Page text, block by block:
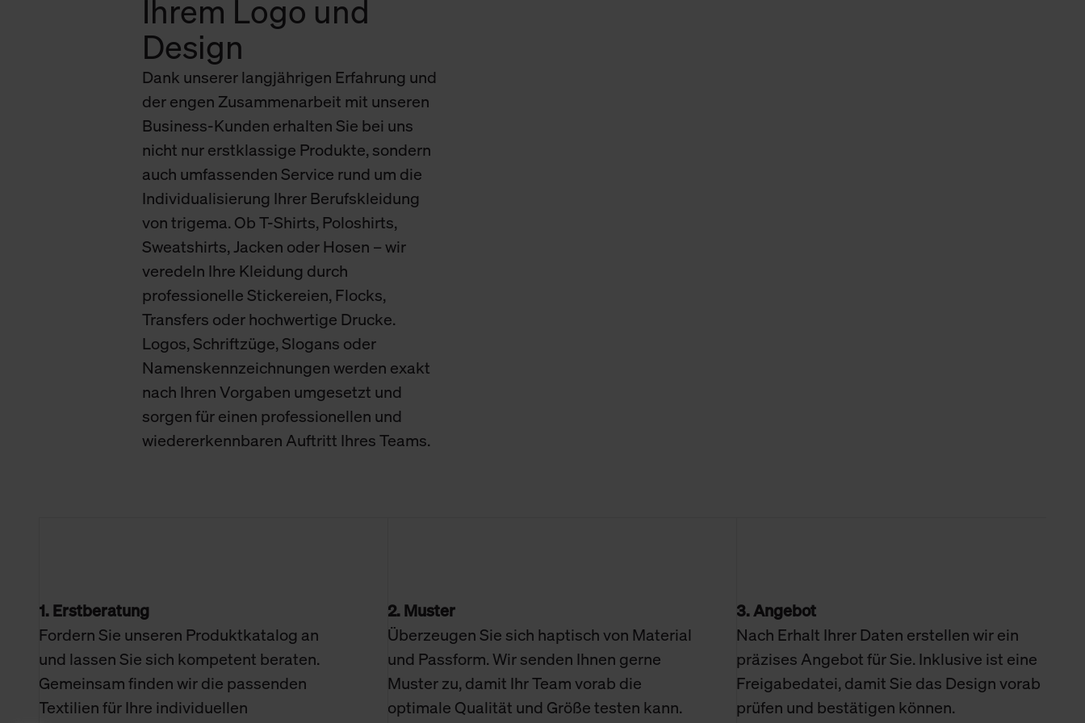
verbundene Verwendung der Cookies sowie die bis zum Zeitpunkt der Änderung gesammelten Daten.
Weitere Informationen über Cookies und Web-Technologien sowie die Nutzung Ihrer persönlichen Daten finden Sie in
unserer Datenschutzerklärung.
Ihrem Logo und
Design
Dank unserer langjährigen Erfahrung und
der engen Zusammenarbeit mit unseren
Business-Kunden erhalten Sie bei uns
nicht nur erstklassige Produkte, sondern
auch umfassenden Service rund um die
Individualisierung Ihrer Berufskleidung
von trigema. Ob T-Shirts, Poloshirts,
Sweatshirts, Jacken oder Hosen – wir
veredeln Ihre Kleidung durch
professionelle Stickereien, Flocks,
Transfers oder hochwertige Drucke.
Logos, Schriftzüge, Slogans oder
Namenskennzeichnungen werden exakt
nach Ihren Vorgaben umgesetzt und
sorgen für einen professionellen und
wiedererkennbaren Auftritt Ihres Teams.
1. Erstberatung
Fordern Sie unseren Produktkatalog an
und lassen Sie sich kompetent beraten.
Gemeinsam finden wir die passenden
Textilien für Ihre individuellen
2. Muster
Überzeugen Sie sich haptisch von Material
und Passform. Wir senden Ihnen gerne
Muster zu, damit Ihr Team vorab die
optimale Qualität und Größe testen kann.
3. Angebot
Nach Erhalt Ihrer Daten erstellen wir ein
präzises Angebot für Sie. Inklusive ist eine
Freigabedatei, damit Sie das Design vorab
prüfen und bestätigen können.